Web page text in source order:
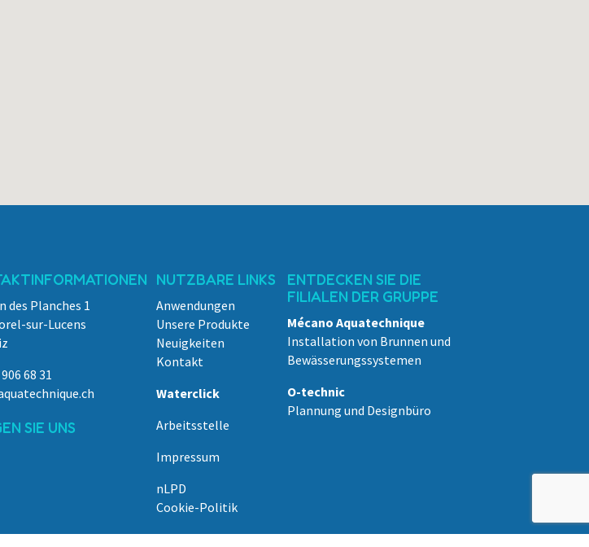
des Planches 1
sur-Lucens
68 31
SIE UNS
NUTZBARE LINKS
Anwendungen
Unsere Produkte
Neuigkeiten
Kontakt
Waterclick
Arbeitsstelle
Impressum
nLPD
Cookie-Politik
ENTDECKEN SIE DIE
FILIALEN DER GRUPPE
Mécano Aquatechnique
Installation von Brunnen und
Bewässerungssystemen
O-technic
Plannung und Designbüro